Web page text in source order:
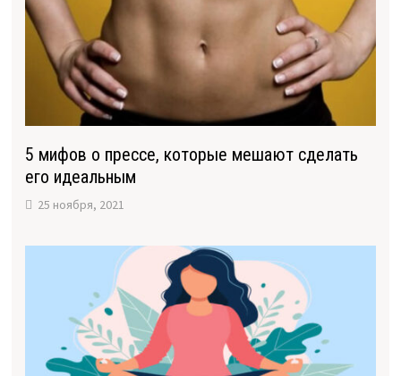
5 мифов о прессе, которые мешают сделать
его идеальным
25 ноября, 2021